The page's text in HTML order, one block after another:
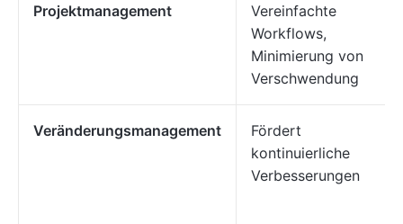
Projektmanagement
Vereinfachte
Workflows,
Minimierung von
Verschwendung
Veränderungsmanagement
Fördert
kontinuierliche
Verbesserungen